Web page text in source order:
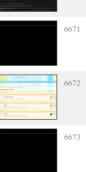
6671
6672
6673